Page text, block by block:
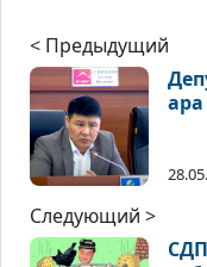
< Предыдущий
Следующий >